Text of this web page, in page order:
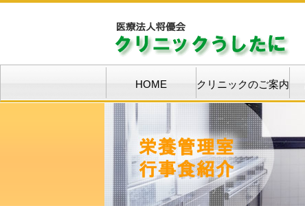
HOME クリニックのご案内